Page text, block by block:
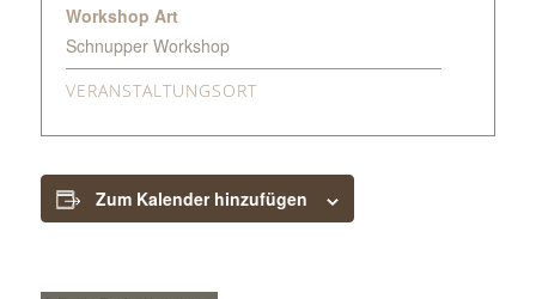
Workshop Art
Schnupper Workshop
VERANSTALTUNGSORT
Zum Kalender hinzufügen